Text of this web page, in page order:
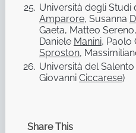
Università degli Studi
Amparore, Susanna
Gaeta, Matteo Sereno,
Daniele Manini, Paolo
Sproston,
Università del
Giovanni Ciccarese)
Share This